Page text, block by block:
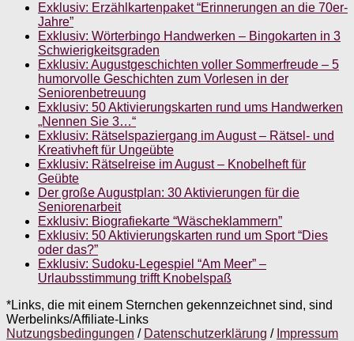
Exklusiv: Erzählkartenpaket “Erinnerungen an die 70er-
Jahre”
Exklusiv: Wörterbingo Handwerken – Bingokarten in 3
Schwierigkeitsgraden
Exklusiv: Augustgeschichten voller Sommerfreude – 5
humorvolle Geschichten zum Vorlesen in der
Seniorenbetreuung
Exklusiv: 50 Aktivierungskarten rund ums Handwerken
„Nennen Sie 3…“
Exklusiv: Rätselspaziergang im August – Rätsel- und
Kreativheft für Ungeübte
Exklusiv: Rätselreise im August – Knobelheft für
Geübte
Der große Augustplan: 30 Aktivierungen für die
Seniorenarbeit
Exklusiv: Biografiekarte “Wäscheklammern”
Exklusiv: 50 Aktivierungskarten rund um Sport “Dies
oder das?”
Exklusiv: Sudoku-Legespiel “Am Meer” –
Urlaubsstimmung trifft Knobelspaß
*Links, die mit einem Sternchen gekennzeichnet sind, sind
Werbelinks/Affiliate-Links
Nutzungsbedingungen / Datenschutzerklärung / Impressum